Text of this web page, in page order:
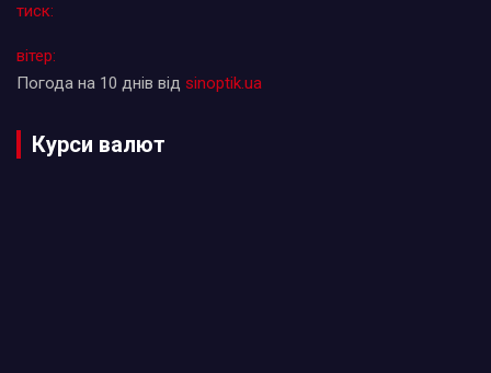
тиск:
вітер:
Погода на 10 днів від sinoptik.ua
Курси валют